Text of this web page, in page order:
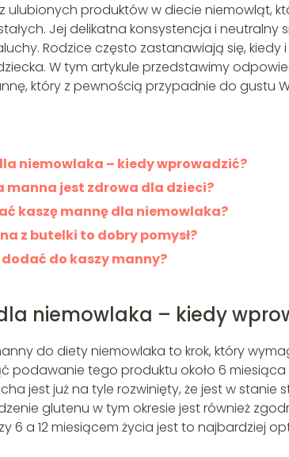
ulubionych produktów w diecie niemowląt,
Jej delikatna konsystencja i neutralny
Rodzice często zastanawiają się, kiedy
W tym artykule przedstawimy
który z pewnością przypadnie do gustu
niemowlaka – kiedy wprowadzić?
manna jest zdrowa dla dzieci?
kaszę mannę dla niemowlaka?
z butelki to dobry pomysł?
do kaszy manny?
niemowlaka – kiedy
do diety niemowlaka to krok, który
podawanie tego produktu około 6 miesiąca
jest już na tyle rozwinięty, że jest w stanie
glutenu w tym okresie jest również
6 a 12 miesiącem życia jest to najbardziej